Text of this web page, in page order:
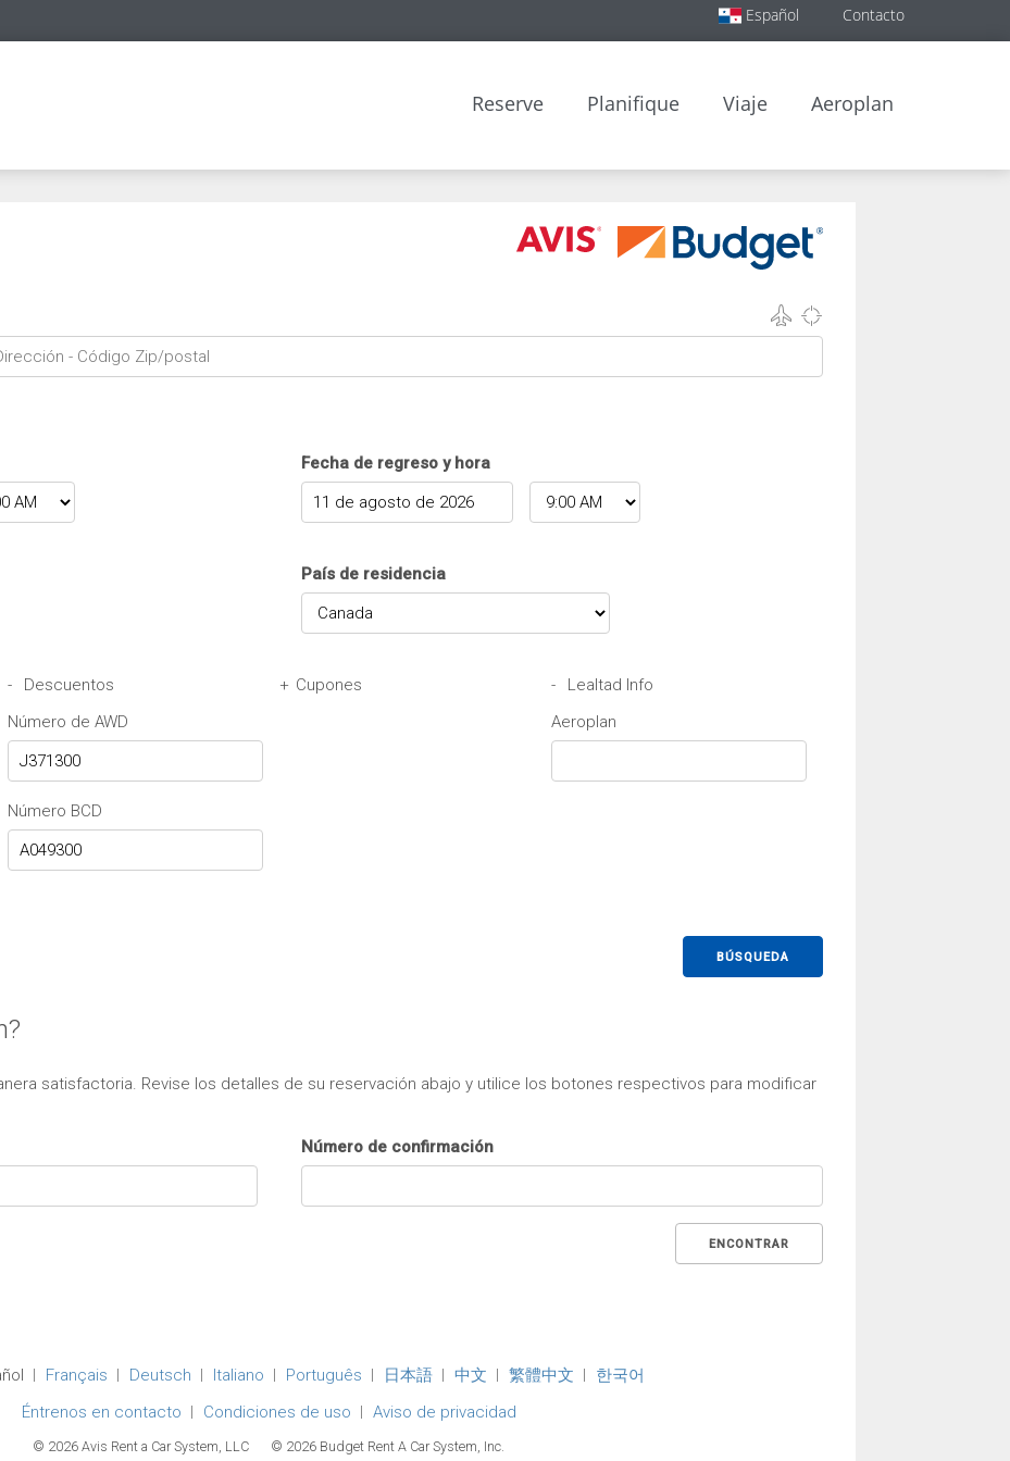
Contacto
Español
Aeroplan
Viaje
Planifique
Reserve
Fecha de regreso y hora
País de residencia
-
Descuentos
Número de AWD
Número BCD
+ Cupones
-
Lealtad Info
Aeroplan
BÚSQUEDA
satisfactoria. Revise los detalles de su reservación abajo y utilice los botones respectivos para modificar
Número de confirmación
ENCONTRAR
Français Deutsch Italiano Português 日本語 中文 繁體中文
한국어
Éntrenos en contacto
Condiciones de uso Aviso de privacidad
© 2026 Avis Rent a Car System, LLC © 2026 Budget Rent A Car System, Inc.